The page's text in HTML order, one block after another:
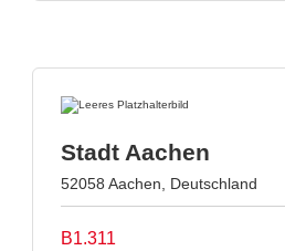
Stadt Aachen
52058 Aachen, Deutschland
B1.311